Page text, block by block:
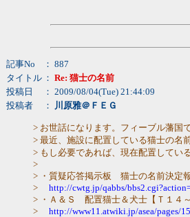
記事No
： 887
タイトル ： Re: 猫士の名前
投稿日
： 2009/08/04(Tue) 21:44:09
投稿者
： 川原雅＠ＦＥＧ
> お世話になります。フィーブル藩国で
> 最近、施設に配置している猫士の名
> もし必要であれば、現在配置してい
>
> ・質疑応答掲示板 猫士の名前決定
> http://cwtg.jp/qabbs/
> ・Ａ＆Ｓ 配置猫士＆犬士【Ｔ１４～
> http://www11.atwiki.jp/asea/pages/